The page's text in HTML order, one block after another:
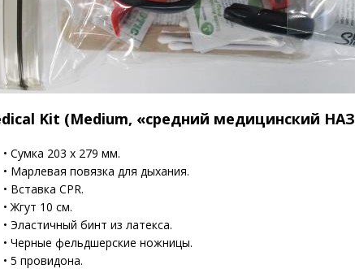
Kit (Medium, «средний медицинский
• Сумка 203 х 279 мм.
• Марлевая повязка для дыхания.
• Вставка CPR.
• Жгут 10 см.
• Эластичный бинт из латекса.
• Черные фельдшерские ножницы.
• 5 провидона.